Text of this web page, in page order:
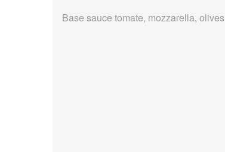
Base sauce tomate, mozzarella, olives